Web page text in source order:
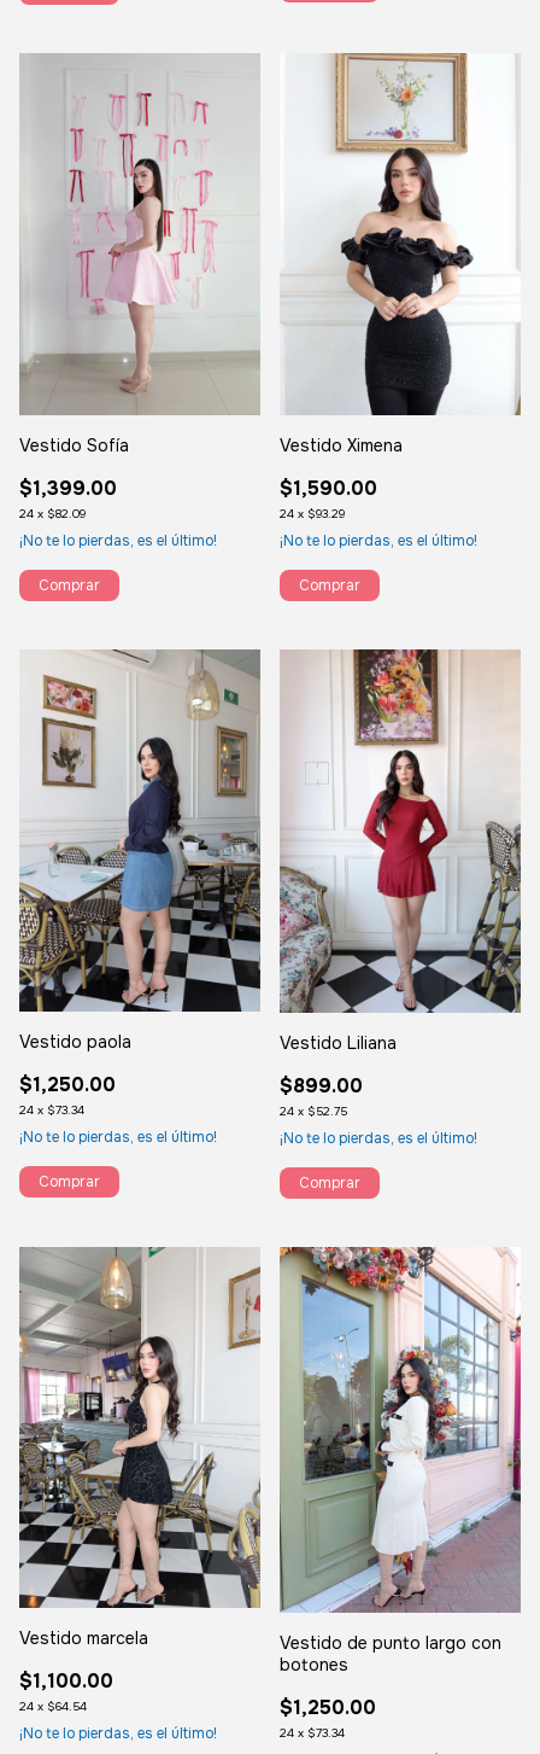
Vestido Sofía
$1,399.00
24 x $82.09
¡No te lo pierdas, es el último!
Comprar
Vestido Ximena
$1,590.00
24 x $93.29
¡No te lo pierdas, es el último!
Comprar
Vestido paola
$1,250.00
24 x $73.34
¡No te lo pierdas, es el último!
Comprar
Vestido Liliana
$899.00
24 x $52.75
¡No te lo pierdas, es el último!
Comprar
Vestido marcela
$1,100.00
24 x $64.54
¡No te lo pierdas, es el último!
Vestido de punto largo con
botones
$1,250.00
24 x $73.34